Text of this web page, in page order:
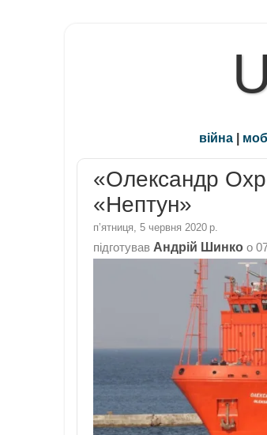
війна |
«Олександр
«Нептун»
пʼятниця, 5 червня 2020 р.
підготував Андрій Шинко о